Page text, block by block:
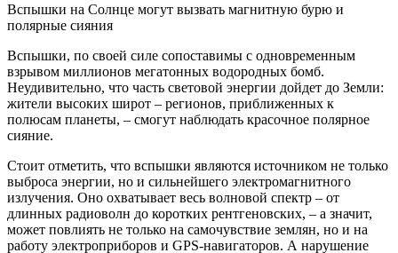
Вспышки на Солнце могут вызвать магнитную бурю и
полярные сияния
Вспышки, по своей силе сопоставимы с одновременным
взрывом миллионов мегатонных водородных бомб.
Неудивительно, что часть световой энергии дойдет до Земли:
жители высоких широт – регионов, приближенных к
полюсам планеты, – смогут наблюдать красочное полярное
сияние.
Стоит отметить, что вспышки являются источником не только
выброса энергии, но и сильнейшего электромагнитного
излучения. Оно охватывает весь волновой спектр – от
длинных радиоволн до коротких рентгеновских, – а значит,
может повлиять не только на самочувствие землян, но и на
работу электроприборов и GPS-навигаторов. А нарушение